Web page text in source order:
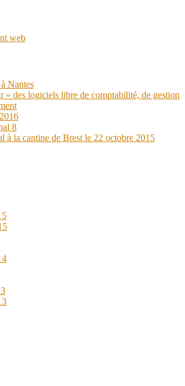
web
Nantes
» des logiciels libre de comptabilité, de gestion
8
à la cantine de Brest le 22 octobre 2015